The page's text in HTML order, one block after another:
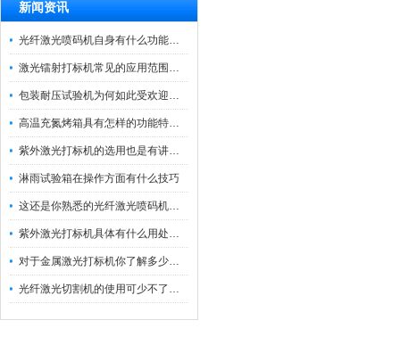
新闻资讯
光纤激光喷码机自身有什么功能？不妨看看下文
激光镭射打标机常见的应用范围如下
包装耐压试验机为何如此受欢迎呢？
高温充氮烤箱具有怎样的功能特点呢？
紫外激光打标机的选用也是有讲究的
淋雨试验箱在操作方面有什么技巧
这还是你熟悉的光纤激光喷码机吗？
紫外激光打标机具体有什么用处呢？
对于金属激光打标机你了解多少呢？
光纤激光切割机的使用可少不了以下步骤